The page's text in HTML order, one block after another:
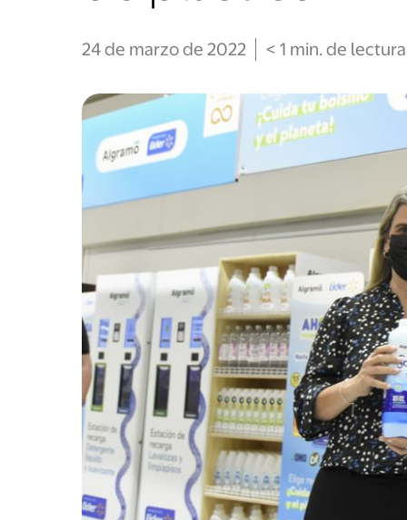
24 de marzo de 2022 < 1 min. de lectura